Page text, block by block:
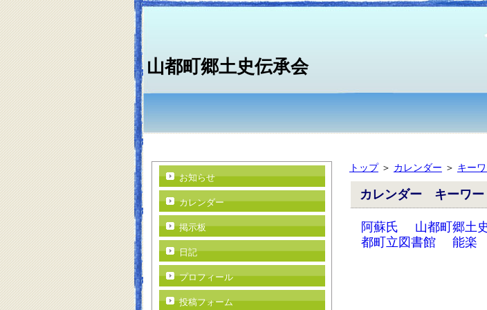
山都町郷土史伝承会
トップ＞ カレンダー ＞ キー
カレンダー キーワー
阿蘇氏
山都町郷土
都町立図書館
能楽
お知らせ
カレンダー
掲示板
日記
プロフィール
投稿フォーム